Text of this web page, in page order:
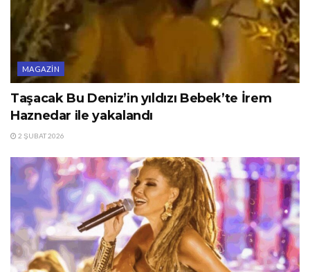
MAGAZIN
Taşacak Bu Deniz’in yıldızı Bebek’te İrem
Haznedar ile yakalandı
2 ŞUBAT 2026